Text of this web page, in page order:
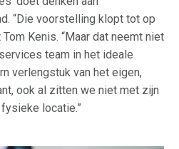
“Die voorstelling klopt tot op
Kenis. “Maar dat neemt niet
team in het ideale
verlengstuk van het eigen,
ook al zitten we niet met zijn
locatie.”